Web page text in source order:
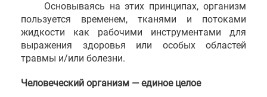
Основываясь на этих принципах, организм
пользуется временем, тканями и потоками
жидкости как рабочими инструментами для
выражения здоровья или особых областей
травмы и/или болезни.
Человеческий организм — единое целое